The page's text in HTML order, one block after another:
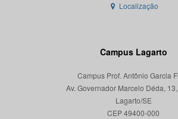
Localização
Campus Lagarto
Campus Prof. Antônio Garcia
Av. Governador Marcelo Déda,
Lagarto/SE
CEP 49400-000